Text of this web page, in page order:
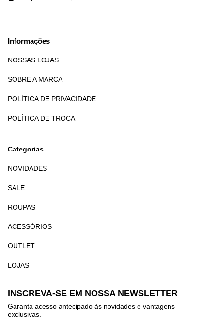
Informações
NOSSAS LOJAS
SOBRE A MARCA
POLÍTICA DE PRIVACIDADE
POLÍTICA DE TROCA
Categorias
NOVIDADES
SALE
ROUPAS
ACESSÓRIOS
OUTLET
LOJAS
INSCREVA-SE EM NOSSA NEWSLETTER
Garanta acesso antecipado às novidades e vantagens
exclusivas.